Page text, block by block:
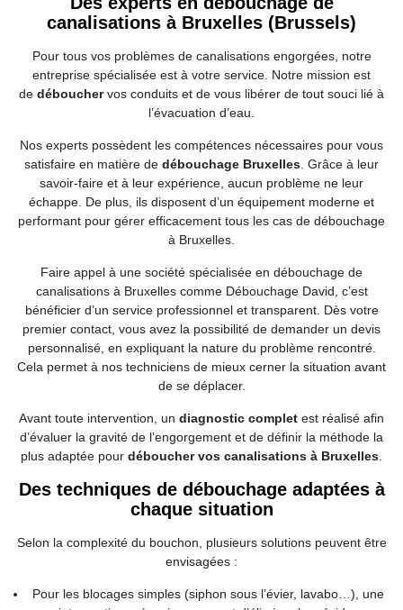
canalisations à Bruxelles (Brussels)
Pour tous vos problèmes de canalisations engorgées, notre
entreprise spécialisée est à votre service. Notre mission est
de débouchervos conduits et de vous libérer de tout souci lié à
l’évacuation d’eau.
Nos experts possèdent les compétences nécessaires pour vous
satisfaire en matière de débouchage Bruxelles. Grâce à leur
savoir-faire et à leur expérience, aucun problème ne leur
échappe. De plus, ils disposent d’un équipement moderne et
performant pour gérer efficacement tous les cas de débouchage
à Bruxelles.
Faire appel à une société spécialisée en débouchage de
canalisations à Bruxelles comme Débouchage David, c’est
bénéficier d’un service professionnel et transparent. Dès votre
premier contact, vous avez la possibilité de demander un devis
personnalisé, en expliquant la nature du problème rencontré.
Cela permet à nos techniciens de mieux cerner la situation avant
de se déplacer.
Avant toute intervention, un diagnostic complet est réalisé afin
d’évaluer la gravité de l’engorgement et de définir la méthode la
plus adaptée pour déboucher vos canalisations à Bruxelles.
Des techniques de débouchage adaptées à
chaque situation
Selon la complexité du bouchon, plusieurs solutions peuvent être
envisagées :
Pour les blocages simples (siphon sous l’évier, lavabo…), une